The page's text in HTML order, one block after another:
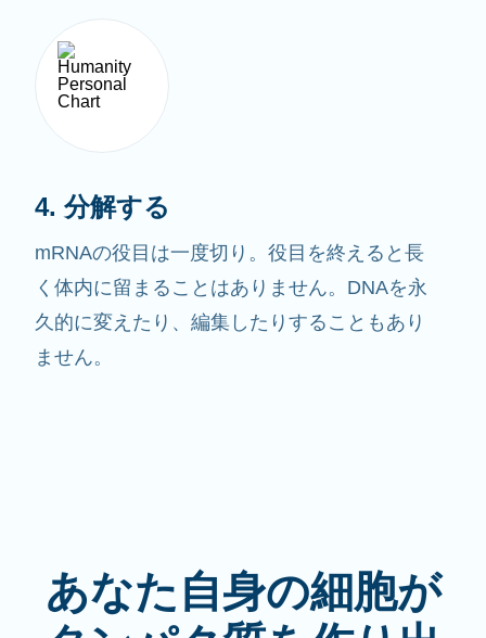
4. 分解する
mRNAの役目は一度切り。役目を終えると長
く体内に留まることはありません。DNAを永
久的に変えたり、編集したりすることもあり
ません。
あなた自身の細胞が